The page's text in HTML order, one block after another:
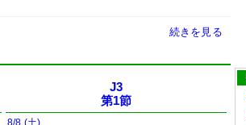
続きを見る
J3
第1節
8/8 (土)